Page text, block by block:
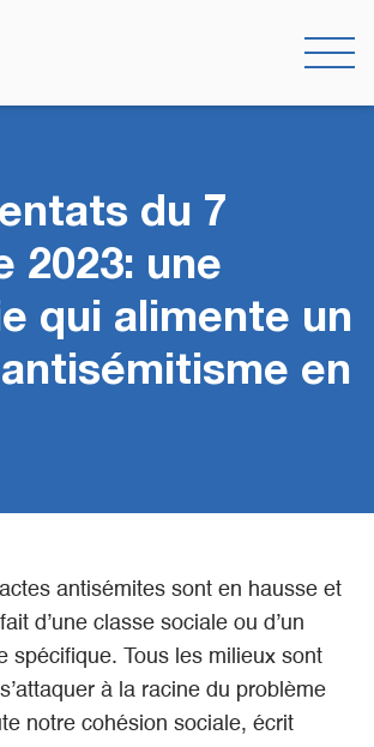
du 7
2023: une
qui alimente un
en
antisémites sont en hausse et
d’une classe sociale ou d’un
spécifique. Tous les milieux sont
à la racine du problème
notre cohésion sociale, écrit